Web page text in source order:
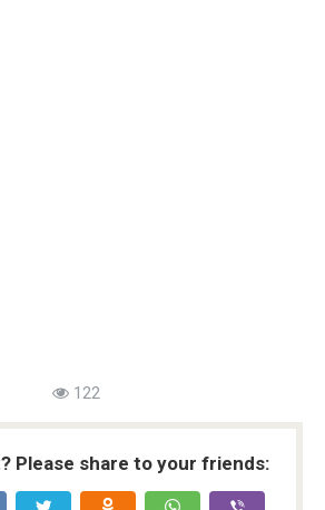
122
Please share to your friends: